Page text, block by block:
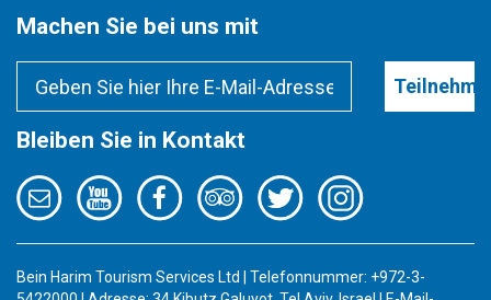
Machen Sie bei uns mit
Bleiben Sie in Kontakt
Bein Harim Tourism Services Ltd | Telefonnummer: +972-3-